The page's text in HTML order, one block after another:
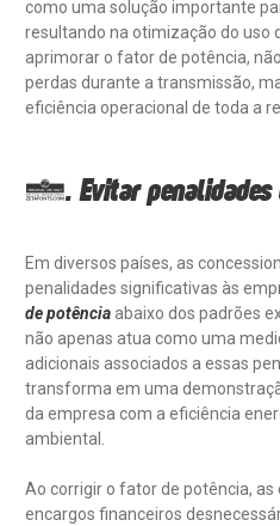
como uma solução importante
resultando na otimização do uso
aprimorar o fator de potência,
perdas durante a transmissão,
eficiência operacional de toda a
3. Evitar penalidades
Em diversos países, as
penalidades significativas às
de potência abaixo dos padrões
não apenas atua como uma
adicionais associados a essas
transforma em uma
da empresa com a eficiência
ambiental.
Ao corrigir o fator de potência,
encargos financeiros